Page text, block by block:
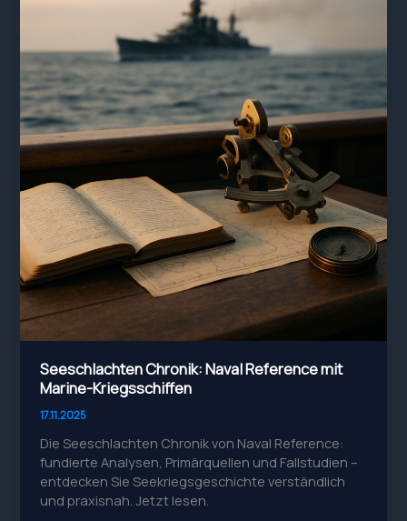
Seeschlachten Chronik: Naval Reference mit
Marine-Kriegsschiffen
17.11.2025
Die Seeschlachten Chronik von Naval Reference:
fundierte Analysen, Primärquellen und Fallstudien –
entdecken Sie Seekriegsgeschichte verständlich
und praxisnah. Jetzt lesen.